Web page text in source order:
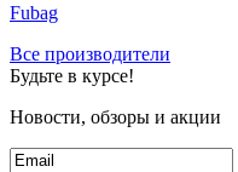
Fubag
Все производители
Будьте в курсе!
Новости, обзоры и акции